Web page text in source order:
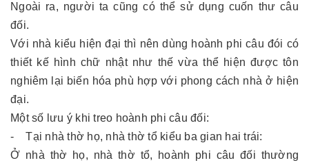
Ngoài ra, người ta cũng có thể sử dụng cuốn thư câu
đối.
Với nhà kiểu hiện đại thì nên dùng hoành phi câu đói có
thiết kế hình chữ nhật như thế vừa thể hiện được tôn
nghiêm lại biến hóa phù hợp với phong cách nhà ở hiện
đại.
Một số lưu ý khi treo hoành phi câu đối:
- Tại nhà thờ họ, nhà thờ tổ kiểu ba gian hai trái:
Ở nhà thờ họ, nhà thờ tổ, hoành phi câu đối thường